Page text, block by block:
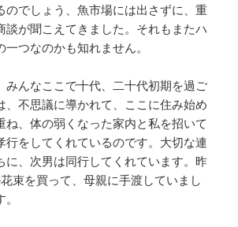
のでしょう、魚市場には出さずに、重
談が聞こえてきました。それもまたハ
つなのかも知れません。
んなここで十代、二十代初期を過ご
、不思議に導かれて、ここに住み始め
ね、体の弱くなった家内と私を招いて
行をしてくれているのです。大切な連
に、次男は同行してくれています。昨
束を買って、母親に手渡していまし